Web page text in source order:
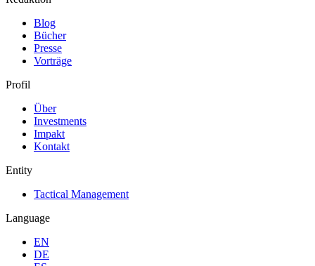
Blog
Bücher
Presse
Vorträge
Profil
Über
Investments
Impakt
Kontakt
Entity
Tactical Management
Language
EN
DE